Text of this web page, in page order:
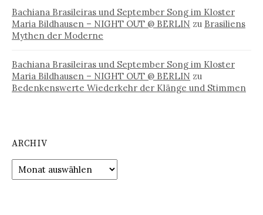
Bachiana Brasileiras und September Song im Kloster
Maria Bildhausen – NIGHT OUT @ BERLIN zu Brasiliens
Mythen der Moderne
Bachiana Brasileiras und September Song im Kloster
Maria Bildhausen – NIGHT OUT @ BERLIN zu
Bedenkenswerte Wiederkehr der Klänge und Stimmen
ARCHIV
Archiv